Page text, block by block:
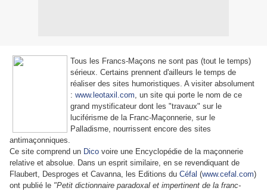
Tous les Francs-Maçons ne sont pas (tout le temps)
sérieux. Certains prennent d'ailleurs le temps de
réaliser des sites humoristiques. A visiter absolument
: www.leotaxil.com, un site qui porte le nom de ce
grand mystificateur dont les "travaux" sur le
luciférisme de la Franc-Maçonnerie, sur le
Palladisme, nourrissent encore des sites
antimaçonniques.
Ce site comprend un Dico voire une Encyclopédie de la maçonnerie
relative et absolue. Dans un esprit similaire, en se revendiquant de
Flaubert, Desproges et Cavanna, les Editions du Céfal (www.cefal.com)
ont publié le "Petit dictionnaire paradoxal et impertinent de la franc-